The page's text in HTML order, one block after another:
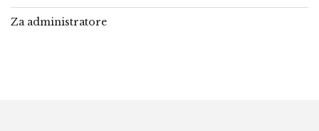
Za administratore